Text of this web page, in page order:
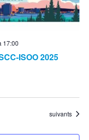
ISOO 2025
17:00
Événements
suivants